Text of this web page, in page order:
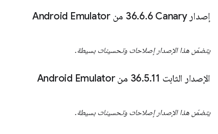
إصدار Canary‏ 36 .6.6 من Android Emulator
يتضمّن هذا الإصدار إصلاحات وتحسينات بسيطة.
الإصدار الثابت 36 .5.11 من Android Emulator
يتضمّن هذا الإصدار إصلاحات وتحسينات بسيطة.